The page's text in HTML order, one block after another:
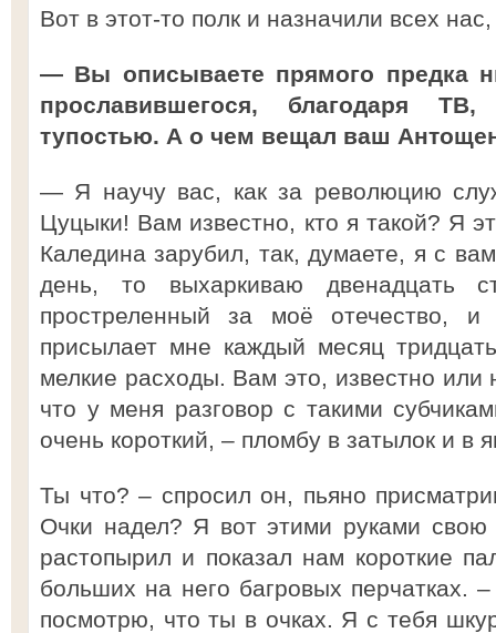
Вот в этот-то полк и назначили всех
— Вы описываете прямого предка
прославившегося, благодаря
тупостью. А о чем вещал ваш
— Я научу вас, как за революцию
Цуцыки! Вам известно, кто я такой? Я
Каледина зарубил, так, думаете, я с
день, то выхаркиваю двенадцать
простреленный за моё отечество,
присылает мне каждый месяц
мелкие расходы. Вам это, известно или
что у меня разговор с такими
очень короткий, – пломбу в затылок и в
Ты что? – спросил он, пьяно
Очки надел? Я вот этими руками
растопырил и показал нам короткие
больших на него багровых перчатках.
посмотрю, что ты в очках. Я с тебя